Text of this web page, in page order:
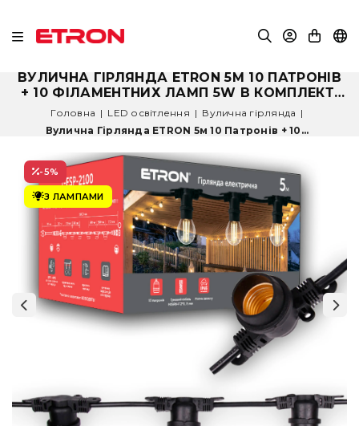
ВУЛИЧНА ГІРЛЯНДА ETRON 5М 10 ПАТРОНІВ
+ 10 ФІЛАМЕНТНИХ ЛАМП 5W В КОМПЛЕКТІ
(КОЛІР СВІТЛА НА ВИБІР)
Головна | LED освітлення | Вулична гірлянда |
Вулична Гірлянда ETRON 5м 10 Патронів + 10...
-5%
З ЛАМПАМИ